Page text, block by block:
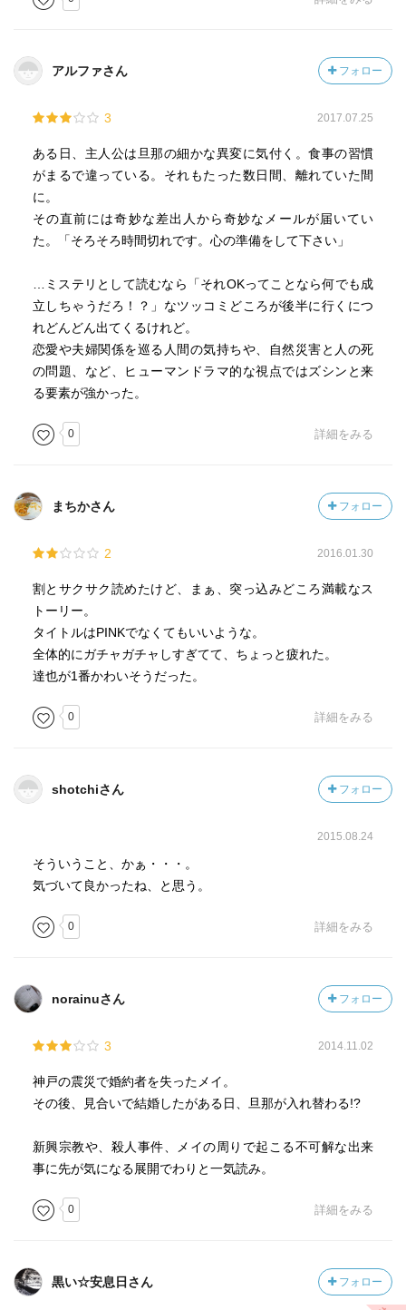
アルファさん フォロー
3 2017.07.25
ある日、主人公は旦那の細かな異変に気付く。食事の習慣
がまるで違っている。それもたった数日間、離れていた間
に。
その直前には奇妙な差出人から奇妙なメールが届いてい
た。「そろそろ時間切れです。心の準備をして下さい」
…ミステリとして読むなら「それOKってことなら何でも成
立しちゃうだろ！？」なツッコミどころが後半に行くにつ
れどんどん出てくるけれど。
恋愛や夫婦関係を巡る人間の気持ちや、自然災害と人の死
の問題、など、ヒューマンドラマ的な視点ではズシンと来
る要素が強かった。
0 詳細をみる
まちかさん フォロー
2 2016.01.30
割とサクサク読めたけど、まぁ、突っ込みどころ満載なス
トーリー。
タイトルはPINKでなくてもいいような。
全体的にガチャガチャしすぎてて、ちょっと疲れた。
達也が1番かわいそうだった。
0 詳細をみる
shotchiさん フォロー
2015.08.24
そういうこと、かぁ・・・。
気づいて良かったね、と思う。
0 詳細をみる
norainuさん フォロー
3 2014.11.02
神戸の震災で婚約者を失ったメイ。
その後、見合いで結婚したがある日、旦那が入れ替わる!?
新興宗教や、殺人事件、メイの周りで起こる不可解な出来
事に先が気になる展開でわりと一気読み。
0 詳細をみる
黒い☆安息日さん フォロー